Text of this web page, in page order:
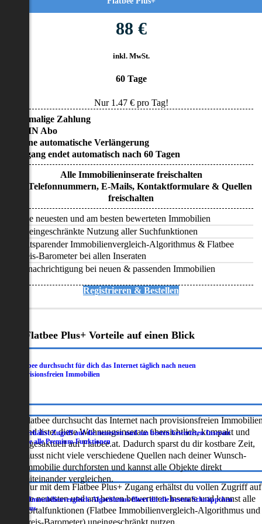
88 €
inkl. MwSt.
60 Tage
Nur 1.47€ pro Tag!
• Einmalige Zahlung
• KEIN Abo
• Keine automatische Verlängerung
• Zugang endet automatisch nach 60 Tagen
Alle Immobilieninserate freischalten
Alle Telefonnummern, E-Mails, Kontaktformulare & Quellen
freischalten
Alle neuesten und am besten bewerteten Immobilien
Uneingeschränkte Nutzung aller Suchfunktionen
Zeitsparender Immobilienvergleich-Algorithmus & Flatbee
Preis-Barometer bei allen Inseraten
Benachrichtigung bei neuen & passenden Immobilien
Registrieren & Bestellen
Flatbee Plus+ Vorteile auf einen Blick
Flatbee durchsucht für dich das Internet täglich nach neuen
provisionsfreien Immobilien
Flatbee durchsucht das Internet nach provisionsfreien
und listet diese Wohnungsinserate übersichtlich, kompakt und
tagesaktuell auf Flatbee.at. Dadurch sparst du dir kostbare Zeit,
musst nicht viele verschiedene Quellen nach deiner Wunsch-
Immobilie durchforsten und kannst alle Objekte direkt
miteinander vergleichen.
Du erhältst Zugriff auf die neuesten und am besten bewerteten Inserate
sowie alle Premium-Funktionen
Nur mit dem Flatbee Plus+ Zugang erhältst du vollen Zugriff auf
die neuesten und am besten bewerteten Inserate und kannst alle
Portalfunktionen (Flatbee Immobilienvergleich-Algorithmus und
Der Immobilienvergleich-Algorithmus filtert dir die besten Schnäppchen
heraus